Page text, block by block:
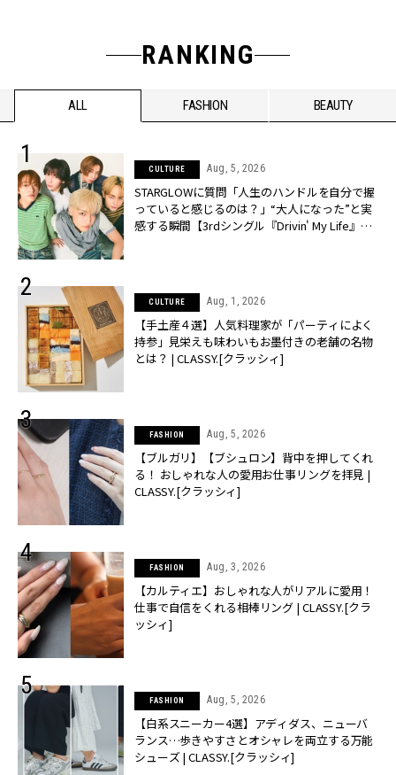
RANKING
ALL FASHION BEAUTY
CULTURE Aug, 5, 2026
STARGLOWに質問「人生のハンドルを自分で握
っていると感じるのは？」“大️人になった”と実
感する瞬間【3rdシングル『Drivin' My Life』発
CULTURE Aug, 1, 2026
【手土産４選】人気料理家が「パーティによく
持参」見栄えも味わいもお墨付きの老舗の名物
とは？ | CLASSY.[クラッシィ]
FASHION Aug, 5, 2026
【ブルガリ】【ブシュロン】背中を押してくれ
る！ おしゃれな人の愛用お仕事リングを拝見 |
CLASSY.[クラッシィ]
FASHION Aug, 3, 2026
【カルティエ】おしゃれな人がリアルに愛用！
仕事で自信をくれる相棒リング | CLASSY.[クラ
ッシィ]
FASHION Aug, 5, 2026
【白系スニーカー4選】アディダス、ニューバ
ランス…歩きやすさとオシャレを両立する万能
シューズ | CLASSY.[クラッシィ]